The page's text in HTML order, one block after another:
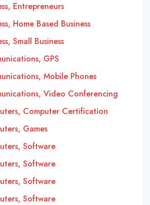
Entrepreneurs
Home Based Business
Small Business
GPS
Mobile Phones
Video Conferencing
Computer Certification
Games
Software
Software
Software
Software